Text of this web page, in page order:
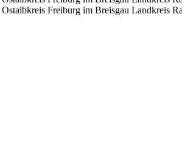
Ostalbkreis Freiburg im Breisgau Landkreis